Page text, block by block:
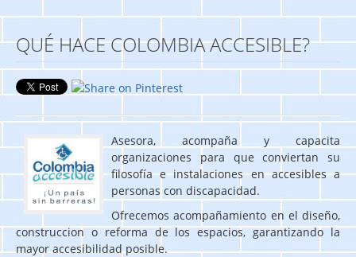
QUÉ HACE COLOMBIA ACCESIBLE?
Asesora, acompaña y capacita
organizaciones para que conviertan su
filosofía e instalaciones en accesibles a
personas con discapacidad.
Ofrecemos acompañamiento en el diseño,
construccion o reforma de los espacios, garantizando la
mayor accesibilidad posible.